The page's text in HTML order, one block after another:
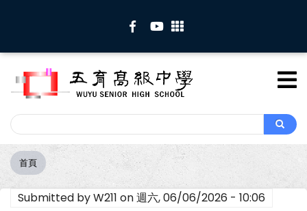
內
Search
Search
導
航
連
首頁
Submitted byW211 on週六, 06/06/2026 - 10:06